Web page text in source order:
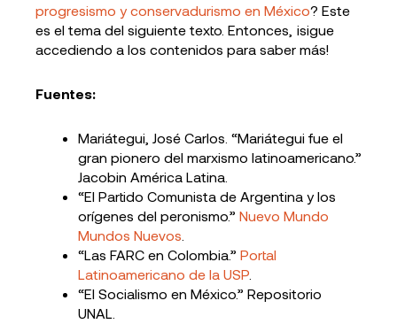
progresismo y conservadurismo en México? Este
es el tema del siguiente texto. Entonces, ¡sigue
accediendo a los contenidos para saber más!
Fuentes:
Mariátegui, José Carlos. “Mariátegui fue el
gran pionero del marxismo latinoamericano.”
Jacobin América Latina.
“El Partido Comunista de Argentina y los
orígenes del peronismo.” Nuevo Mundo
Mundos Nuevos
“Las FARC en Colombia.” Portal
Latinoamericano de la USP
“El Socialismo en México.” Repositorio
UNAL.